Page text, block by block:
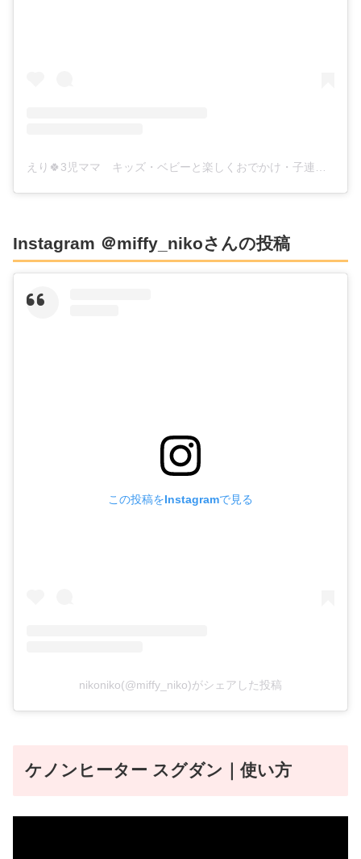
Instagram ＠miffy_nikoさんの投稿
この投稿をInstagramで見る
nikoniko(@miffy_niko)がシェアした投稿
ケノンヒーター スグダン｜使い方